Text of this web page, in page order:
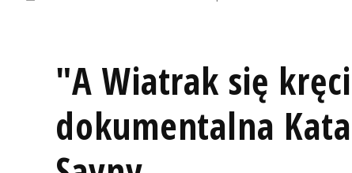
"A Wiatrak się
dokumentalna